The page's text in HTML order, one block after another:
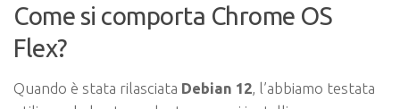
Come si comporta Chrome OS
Flex?
Quando è stata rilasciata Debian 12 , l’abbiamo testata